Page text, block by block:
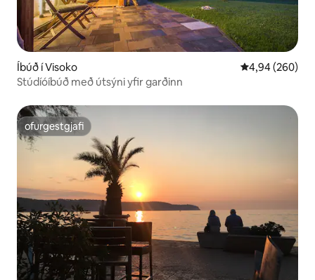
Íbúð í Visoko 4,94 af 5 í
4,94 (260)
Stúdíóíbúð með útsýni yfir garðinn
ofurgestgjafi
ofurgestgjafi